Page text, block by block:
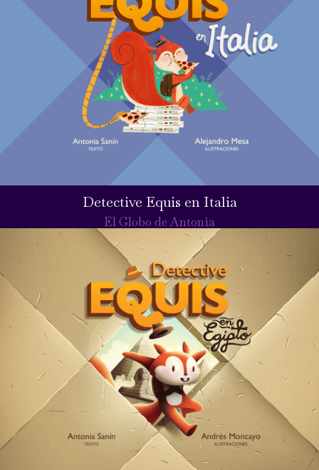
Detective Equis en Italia
El Globo de Antonia